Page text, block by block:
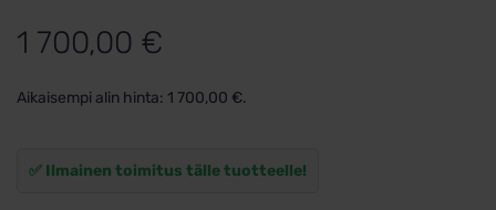
1 700,00 €
Aikaisempi alin hinta: 1 700,00 €.
✅ Ilmainen toimitus tälle tuotteelle!